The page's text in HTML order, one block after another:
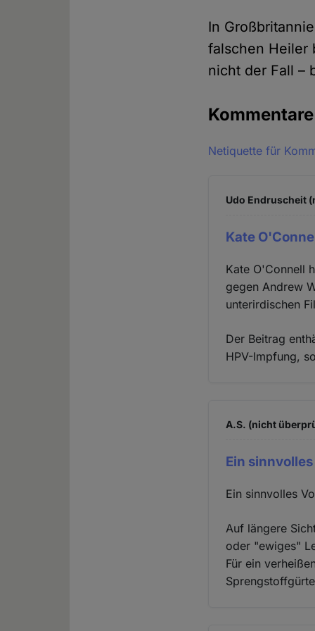
In
falschen Heiler
nicht der Fall –
Kommentare
Netiquette für
Udo Endruscheit
Kate
Kate O'Connell
gegen Andrew
unterirdischen
Der Beitrag
HPV-Impfung,
A.S. (nicht
Ein
Ein sinnvolles
Auf längere
oder "ewiges"
Für ein